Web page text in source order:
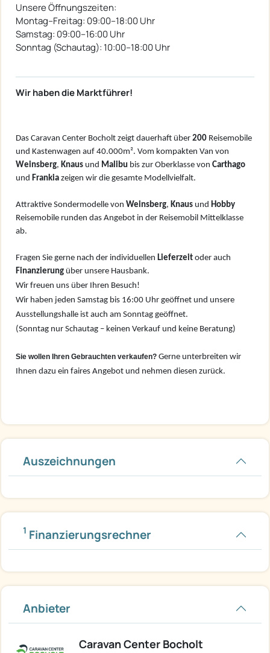
Unsere Öffnungszeiten:
Montag–Freitag: 09:00–18:00 Uhr
Samstag: 09:00–16:00 Uhr
Sonntag (Schautag): 10:00–18:00 Uhr
Wir haben die Marktführer!
Das Caravan Center Bocholt zeigt dauerhaft über 200 Reisemobile
und Kastenwagen auf 40.000m². Vom kompakten Van von
Weinsberg, Knaus und Malibu bis zur Oberklasse von Carthago
und Frankia zeigen wir die gesamte Modellvielfalt.
Attraktive Sondermodelle von Weinsberg, Knaus und Hobby
Reisemobile runden das Angebot in der Reisemobil Mittelklasse
ab.
Fragen Sie gerne nach der individuellen Lieferzeit oder auch
Finanzierung über unsere Hausbank.
Wir freuen uns über Ihren Besuch!
Wir haben jeden Samstag bis 16:00 Uhr geöffnet und unsere
Ausstellungshalle ist auch am Sonntag geöffnet.
(Sonntag nur Schautag – keinen Verkauf und keine Beratung)
Sie wollen Ihren Gebrauchten verkaufen? Gerne unterbreiten wir
Ihnen dazu ein faires Angebot und nehmen diesen zurück.
Auszeichnungen
1 Finanzierungsrechner
Anbieter
Caravan Center Bocholt